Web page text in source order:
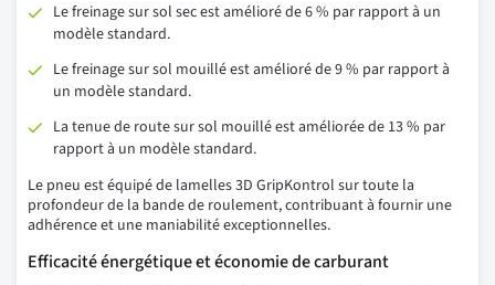
Le freinage sur sol sec est amélioré de 6 % par rapport à un
modèle standard.
Le freinage sur sol mouillé est amélioré de 9 % par rapport à
un modèle standard.
La tenue de route sur sol mouillé est améliorée de 13 % par
rapport à un modèle standard.
Le pneu est équipé de lamelles 3D GripKontrol sur toute la
profondeur de la bande de roulement, contribuant à fournir une
adhérence et une maniabilité exceptionnelles.
Efficacité énergétique et économie de carburant